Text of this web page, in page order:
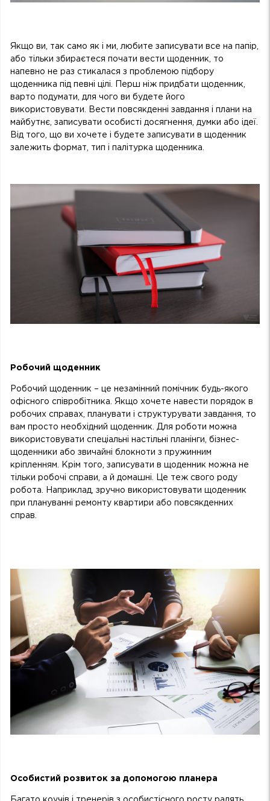
Якщо ви, так само як і ми, любите записувати все на папір,
або тільки збираєтеся почати вести щоденник, то
напевно не раз стикалася з проблемою підбору
щоденника під певні цілі. Перш ніж придбати щоденник,
варто подумати, для чого ви будете його
використовувати. Вести повсякденні завдання і плани на
майбутнє, записувати особисті досягнення, думки або ідеї.
Від того, що ви хочете і будете записувати в щоденник
залежить формат, тип і палітурка щоденника.
Робочий щоденник
Робочий щоденник – це незамінний помічник будь-якого
офісного співробітника. Якщо хочете навести порядок в
робочих справах, планувати і структурувати завдання, то
вам просто необхідний щоденник. Для роботи можна
використовувати спеціальні настільні планінги, бізнес-
щоденники або звичайні блокноти з пружинним
кріпленням. Крім того, записувати в щоденник можна не
тільки робочі справи, а й домашні. Це теж свого роду
робота. Наприклад, зручно використовувати щоденник
при плануванні ремонту квартири або повсякденних
справ.
Особистий розвиток за допомогою планера